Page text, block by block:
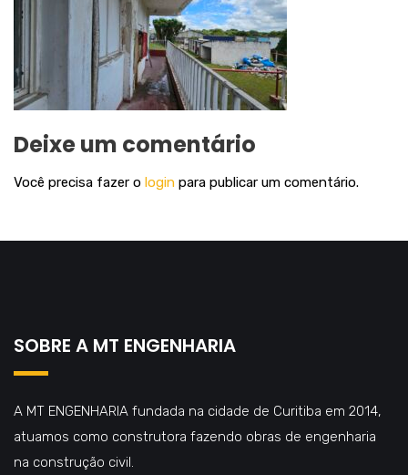
Deixe um comentário
Você precisa fazer o login para publicar um comentário.
SOBRE A MT ENGENHARIA
A MT ENGENHARIA fundada na cidade de Curitiba em 2014,
atuamos como construtora fazendo obras de engenharia
na construção civil.